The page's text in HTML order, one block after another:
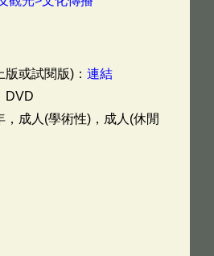
或試閱版)： 連結
DVD
，成人(學術性)，成人(休閒